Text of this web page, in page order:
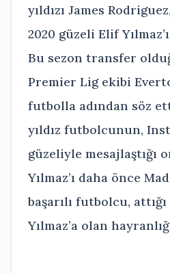
yıldızı James
2020 güzeli Elif
Bu sezon transfer
Premier Lig ekibi
futbolla adından söz
yıldız futbolcunun,
güzeliyle mesajlaştığı
Yılmaz’ı daha önce
başarılı futbolcu,
Yılmaz’a olan